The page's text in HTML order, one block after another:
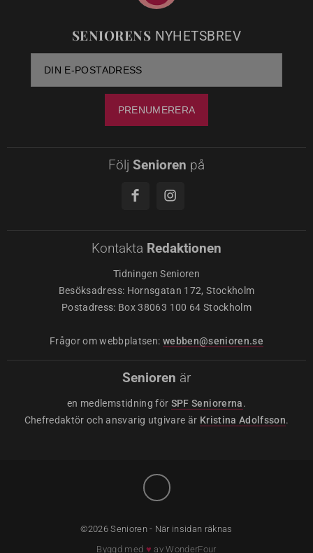
SENIORENS NYHETSBREV
Följ Senioren på
Kontakta Redaktionen
Tidningen Senioren
Besöksadress: Hornsgatan 172, Stockholm
Postadress: Box 38063 100 64 Stockholm
Frågor om webbplatsen: webben@senioren.se
Senioren är
en medlemstidning för SPF Seniorerna.
Chefredaktör och ansvarig utgivare är Kristina Adolfsson.
©2026 Senioren - När insidan räknas
Byggd med ♥ avWonderFour